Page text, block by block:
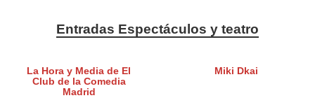
Entradas Espectáculos y teatro
La Hora y Media de El
Club de la Comedia
Madrid
Miki Dkai